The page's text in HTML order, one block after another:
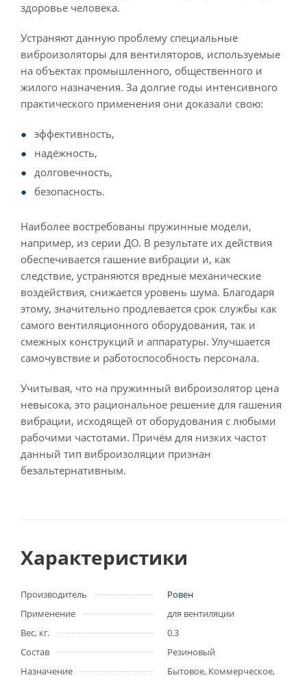
здоровье человека.
Устраняют данную проблему специальные
виброизоляторы для вентиляторов, используемые
на объектах промышленного, общественного и
жилого назначения. За долгие годы интенсивного
практического применения они доказали свою:
эффективность,
надёжность,
долговечность,
безопасность.
Наиболее востребованы пружинные модели,
например, из серии ДО. В результате их действия
обеспечивается гашение вибрации и, как
следствие, устраняются вредные механические
воздействия, снижается уровень шума. Благодаря
этому, значительно продлевается срок службы как
самого вентиляционного оборудования, так и
смежных конструкций и аппаратуры. Улучшается
самочувствие и работоспособность персонала.
Учитывая, что на пружинный виброизолятор цена
невысока, это рациональное решение для гашения
вибрации, исходящей от оборудования с любыми
рабочими частотами. Причём для низких частот
данный тип виброизоляции признан
безальтернативным.
Характеристики
Производитель
Ровен
Применение
для вентиляции
Вес, кг.
0.3
Состав
Резиновый
Назначение
Бытовое, Коммерческое,